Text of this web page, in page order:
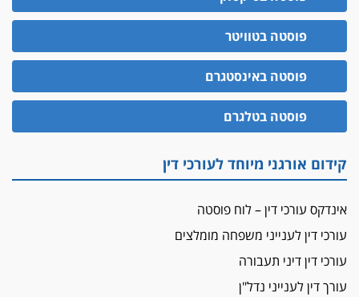
פוסטה בטוויטר
פוסטה באינסטגרם
פוסטה בטלגרם
קידום אורגני מיוחד לעורכי דין
אינדקס עורכי דין – לוח פוסטה
עורכי דין לענייני משפחה מומלצים
עורכי דין דיני תעבורה
עורך דין לענייני נדל"ן